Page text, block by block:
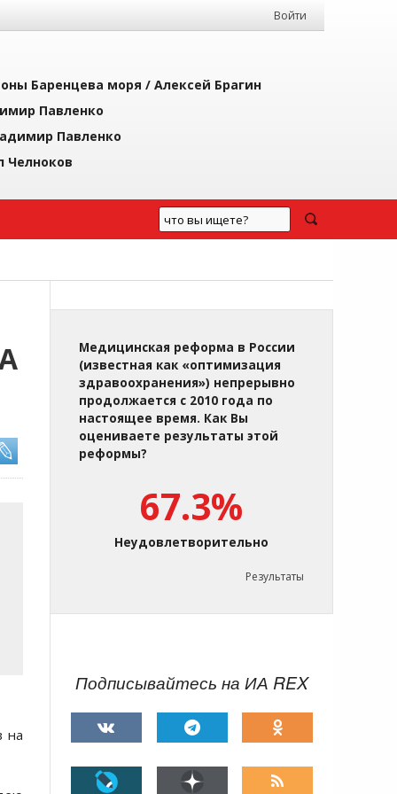
Войти
Баренцева моря / Алексей Брагин
Павленко
Павленко
Челноков
на
Медицинская реформа в России
(известная как «оптимизация
здравоохранения») непрерывно
продолжается с 2010 года по
настоящее время. Как Вы
оцениваете результаты этой
реформы?
67.3%
Неудовлетворительно
Результаты
Подписывайтесь на ИА REX